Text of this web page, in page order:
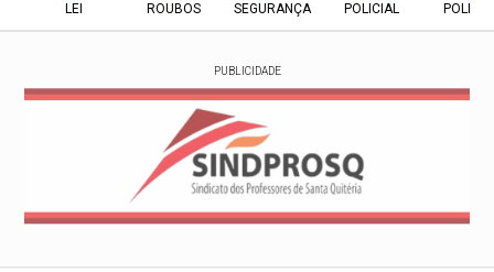
LEI ROUBOS SEGURANÇA POLICIAL
PUBLICIDADE